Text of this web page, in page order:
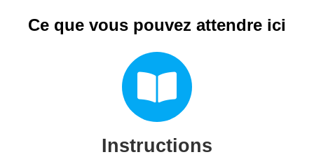
Ce que vous pouvez attendre ici
Instructions